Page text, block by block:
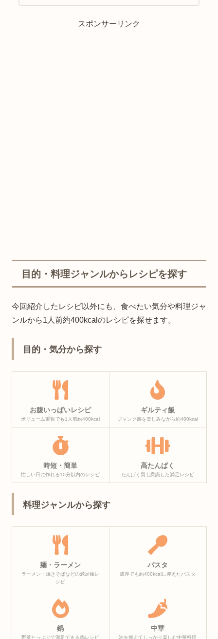
シピです。
スポンサーリンク
目的・料理ジャンルからレシピを探す
今回紹介したレシピ以外にも、食べたい気分や料理ジャ
ンルから1人前約400kcalのレシピを探せます。
目的・気分から探す
お腹いっぱいレシピ
ボリューム重視でも1人前約400kcal
ギルティ飯
ジャンク感を楽しみながら約400kcal
時短・簡単
忙しい日に作れる10分以内のレシピ
高たんぱく
たんぱく質も意識した満足レシピ
料理ジャンルから探す
麺・ラーメン
ラーメン・焼きそばなどの満足麺レ
シピ
パスタ
濃厚でも約400kcalに抑えたパスタ
鍋
野菜たっぷりで満足できる鍋レシピ
中華
油を抑えてしっかり楽しむ中華料理